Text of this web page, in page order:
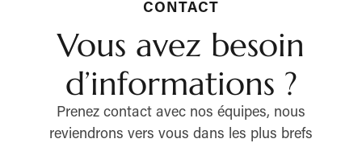
CONTACT
Vous avez besoin
d’informations ?
Prenez contact avec nos équipes, nous
reviendrons vers vous dans les plus brefs